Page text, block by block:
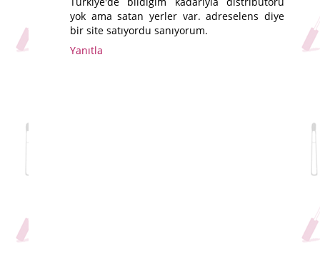
yok ama satan yerler var. adreselens diye
bir site satıyordu sanıyorum.
Yanıtla